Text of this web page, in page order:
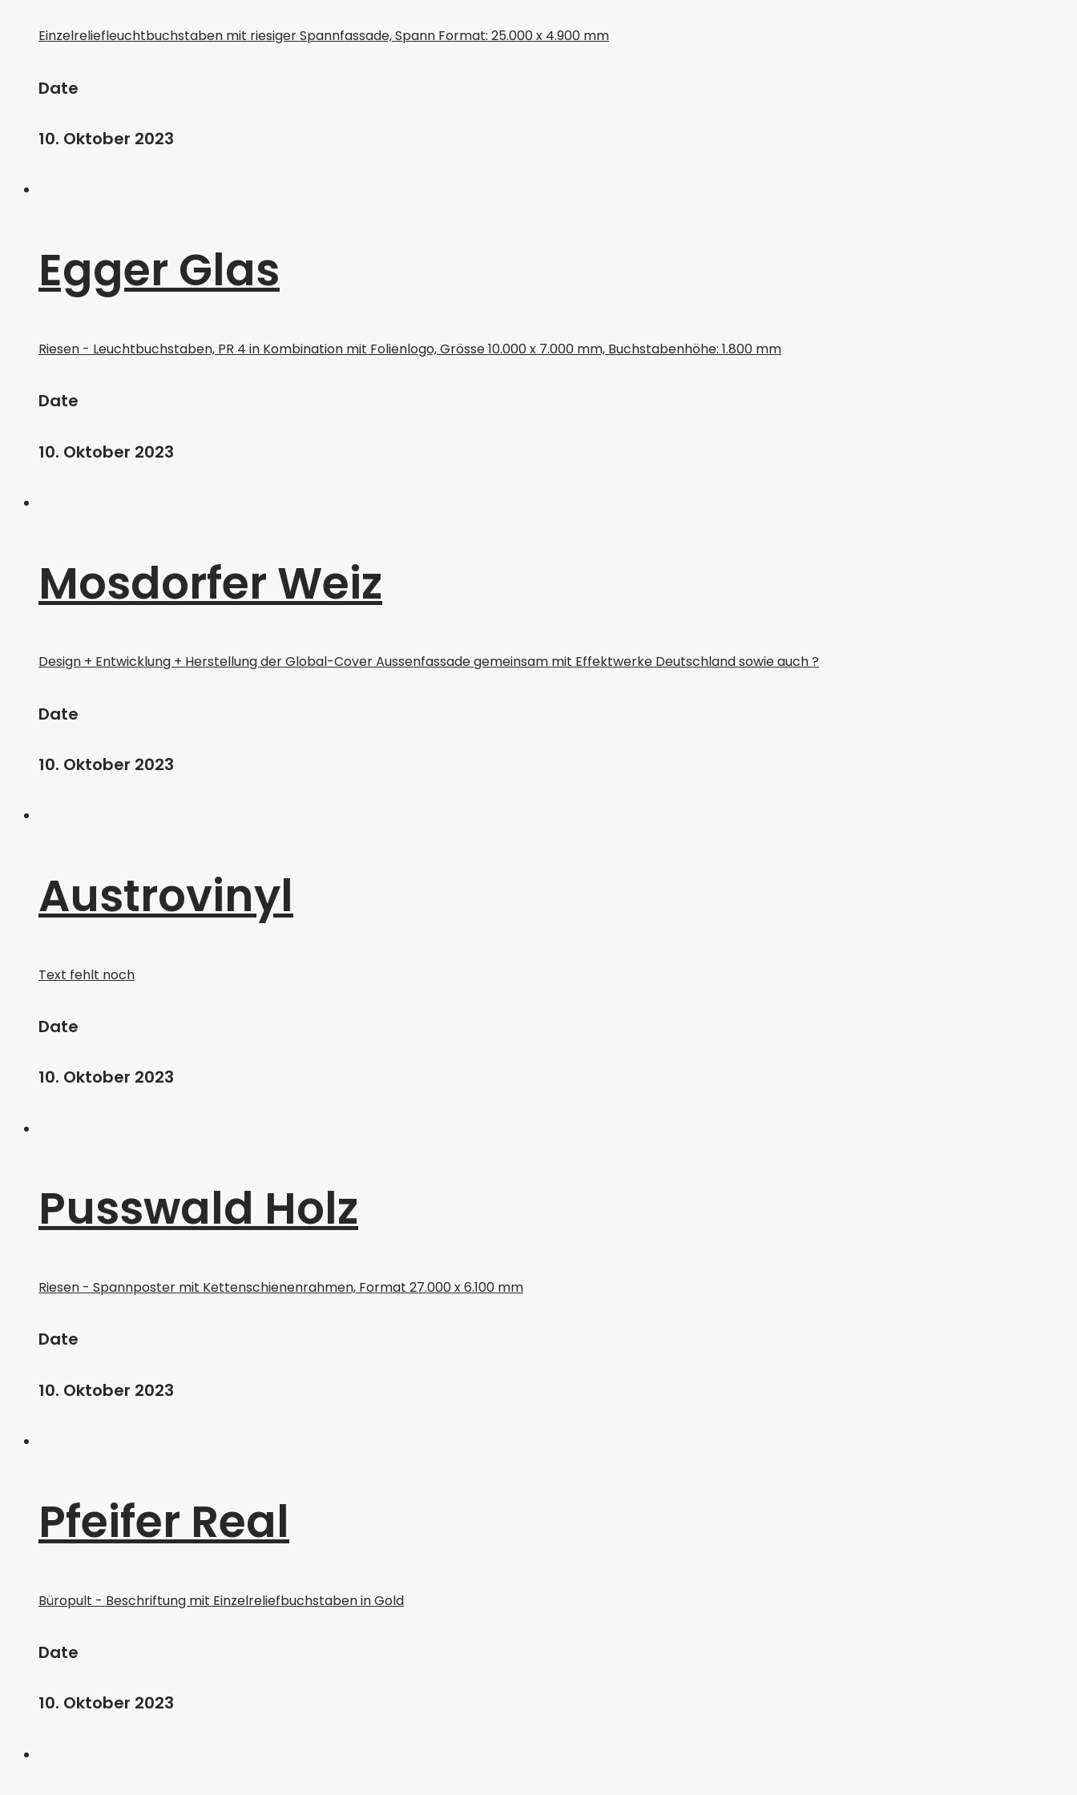
Einzelreliefleuchtbuchstaben mit riesiger Spannfassade, Spann Format: 25.000 x 4.900 mm
Date
10. Oktober 2023
Egger Glas
Riesen - Leuchtbuchstaben, PR 4 in Kombination mit Folienlogo, Grösse 10.000 x 7.000 mm, Buchstabenhöhe: 1.800 mm
Date
10. Oktober 2023
Mosdorfer Weiz
Design + Entwicklung + Herstellung der Global-Cover Aussenfassade gemeinsam mit Effektwerke Deutschland sowie auch ?
Date
10. Oktober 2023
Austrovinyl
Text fehlt noch
Date
10. Oktober 2023
Pusswald Holz
Riesen - Spannposter mit Kettenschienenrahmen, Format 27.000 x 6.100 mm
Date
10. Oktober 2023
Pfeifer Real
Büropult - Beschriftung mit Einzelreliefbuchstaben in Gold
Date
10. Oktober 2023